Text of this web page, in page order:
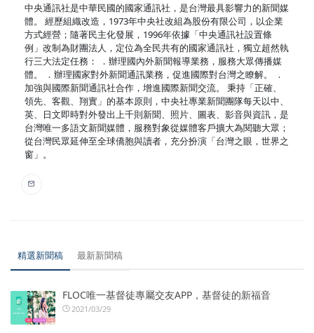
中央通訊社是中華民國的國家通訊社，是台灣最具影響力的新聞媒
體。 經歷組織改造，1973年中央社改組為股份有限公司，以企業
方式經營；隨著民主化發展，1996年依據「中央通訊社設置條
例」改制為財團法人，定位為全民共有的國家通訊社，獨立超然執
行三大法定任務： ．辦理國內外新聞報導業務，服務大眾傳播媒
體。 ．辦理國家對外新聞通訊業務，促進國際對台灣之瞭解。 ．
加強與國際新聞通訊社合作，增進國際新聞交流。 秉持「正確、
領先、客觀、翔實」的基本原則，中央社專業新聞團隊每天以中、
英、日文即時對外發出上千則新聞、照片、圖表、影音與資訊，是
台灣唯一多語文新聞媒體，服務對象從媒體客戶擴大為閱聽大眾；
從台灣民眾延伸至全球僑胞與讀者，充分扮演「台灣之眼，世界之
窗」。
精選新聞稿 最新新聞稿
FLOC唯一基督徒專屬交友APP，基督徒的新福音
2021/03/29